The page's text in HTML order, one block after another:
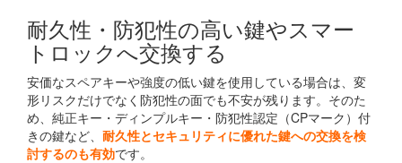
耐久性・防犯性の高い鍵やスマー
トロックへ交換する
安価なスペアキーや強度の低い鍵を使用している場合は、変
形リスクだけでなく防犯性の面でも不安が残ります。そのた
め、純正キー・ディンプルキー・防犯性認定（CPマーク）付
きの鍵など、 耐久性とセキュリティに優れた鍵への交換を検
討するのも有効です。